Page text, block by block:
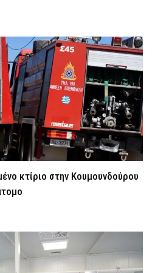
μετά τη φωτιά στο Πόρτο Γερμενό
απάτης στην Εύβοια – Έδωσε
δεν παρέλαβε ποτέ
08:40
καλύτερες πόλεις της Ευρώπης για
η Αθήνα
ζητήσει ένας ιδιοκτήτης από τον
γνωρίζετε
τα ζευγάρια και «ρήμαζαν»
Αθήνας (βίντεο)
σήμερα (8/8) σε Κρήτη και
είναι στο «πορτοκαλί» (εικόνα)
κτίριο στην Κουμουνδούρου